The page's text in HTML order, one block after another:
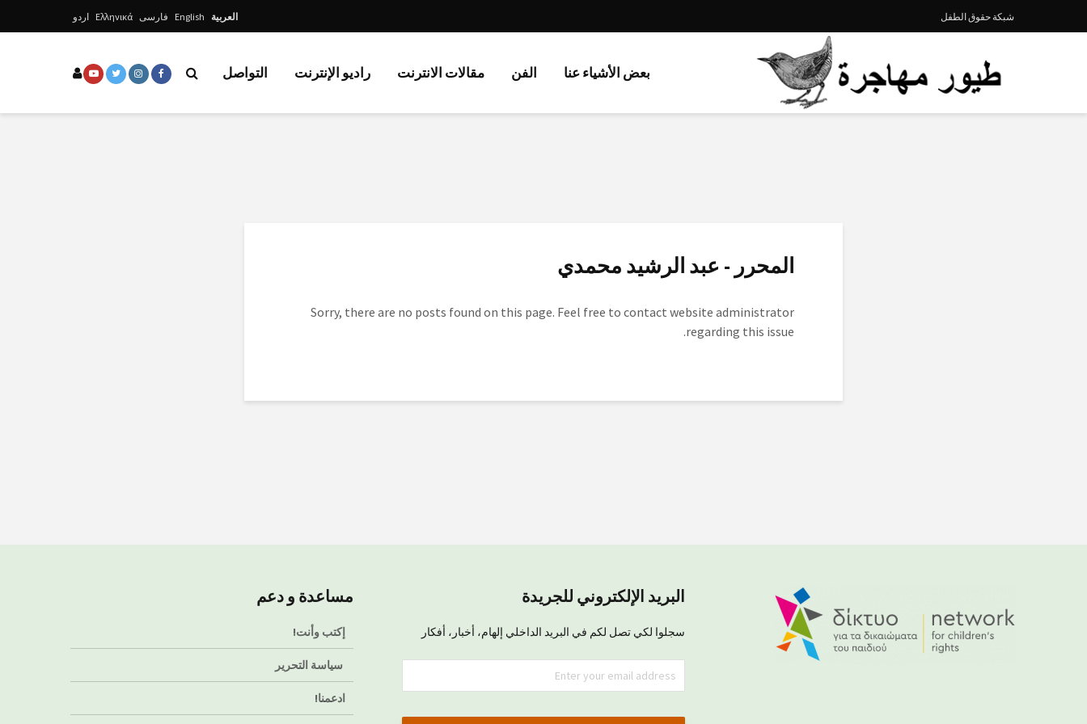
شبكة حقوق الطفل العربية English فارسی Ελληνικά اردو
بعض الأشياء عنا الفن مقالات الانترنت راديو الإنترنت التواصل
المحرر - عبد الرشيد محمدي
Sorry, there are no posts found on this page. Feel free to contact website administrator
regarding this issue.
البريد الإلكتروني للجريدة
سجلوا لكي تصل لكم في البريد الداخلي إلهام، أخبار، أفكار
مساعدة و دعم
إكتب وأنت!
سياسة التحرير
ادعمنا!